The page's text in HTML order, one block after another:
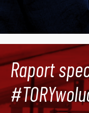
Raport